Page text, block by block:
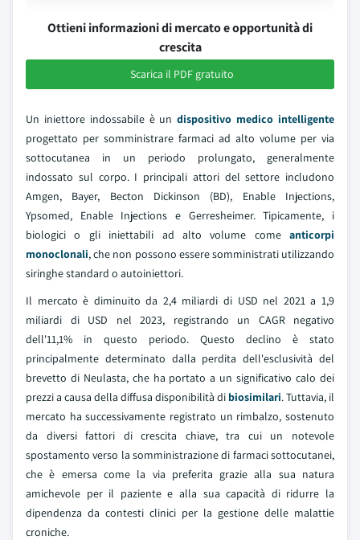
Ottieni informazioni di mercato e opportunità di
crescita
Scarica il PDF gratuito
Un iniettore indossabile è undispositivo medico intelligente
progettato per somministrare farmaci ad alto volume per via
sottocutanea in un periodo prolungato, generalmente
indossato sul corpo. I principali attori del settore includono
Amgen, Bayer, Becton Dickinson (BD), Enable Injections,
Ypsomed, Enable Injections e Gerresheimer. Tipicamente, i
biologici o gli iniettabili ad alto volume come anticorpi
monoclonali, che non possono essere somministrati utilizzando
siringhe standard o autoiniettori.
Il mercato è diminuito da 2,4 miliardi di USD nel 2021 a 1,9
miliardi di USD nel 2023, registrando un CAGR negativo
dell'11,1% in questo periodo. Questo declino è stato
principalmente determinato dalla perdita dell'esclusività del
brevetto di Neulasta, che ha portato a un significativo calo dei
prezzi a causa della diffusa disponibilità di biosimilari. Tuttavia, il
mercato ha successivamente registrato un rimbalzo, sostenuto
da diversi fattori di crescita chiave, tra cui un notevole
spostamento verso la somministrazione di farmaci sottocutanei,
che è emersa come la via preferita grazie alla sua natura
amichevole per il paziente e alla sua capacità di ridurre la
dipendenza da contesti clinici per la gestione delle malattie
croniche.